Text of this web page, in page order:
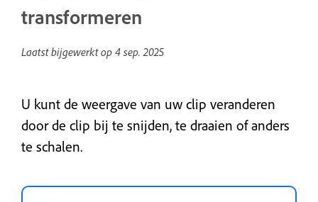
transformeren
Laatst bijgewerkt op 4 sep. 2025
U kunt de weergave van uw clip veranderen
door de clip bij te snijden, te draaien of anders
te schalen.